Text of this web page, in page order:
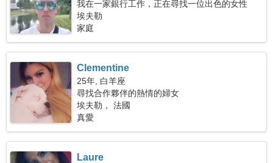
我在一家銀行工作，正在尋找一位出色的女性
埃夫勒
家庭
Clementine
25年, 白羊座
尋找合作夥伴的熱情的婦女
埃夫勒， 法國
真愛
Laure